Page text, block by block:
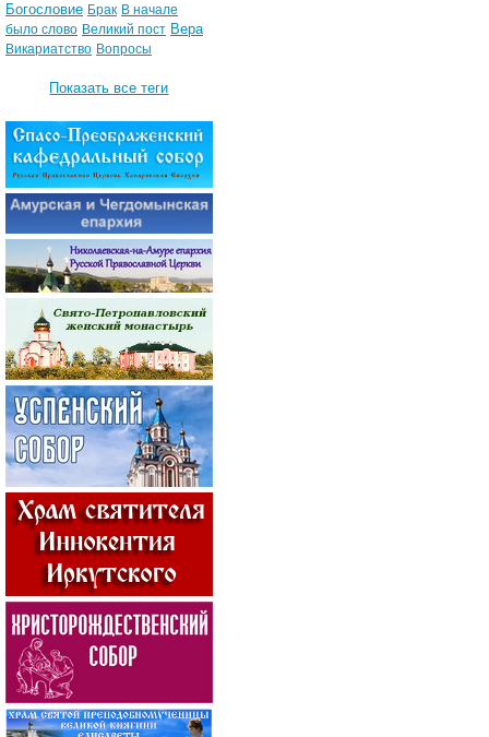
Богословие Брак В начале
было слово Великий пост Вера
Викариатство Вопросы
Показать все теги